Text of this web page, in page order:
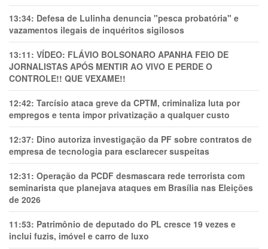
13:34: Defesa de Lulinha denuncia "pesca probatória" e
vazamentos ilegais de inquéritos sigilosos
13:11: VÍDEO: FLÁVIO BOLSONARO APANHA FEIO DE
JORNALISTAS APÓS MENTIR AO VIVO E PERDE O
CONTROLE!! QUE VEXAME!!
12:42: Tarcísio ataca greve da CPTM, criminaliza luta por
empregos e tenta impor privatização a qualquer custo
12:37: Dino autoriza investigação da PF sobre contratos de
empresa de tecnologia para esclarecer suspeitas
12:31: Operação da PCDF desmascara rede terrorista com
seminarista que planejava ataques em Brasília nas Eleições
de 2026
11:53: Patrimônio de deputado do PL cresce 19 vezes e
inclui fuzis, imóvel e carro de luxo